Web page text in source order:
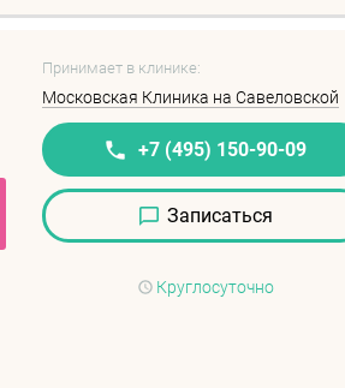
Принимает в клинике:
Московская Клиника на Савеловской
+7 (495) 150-90-09
Записаться
Круглосуточно